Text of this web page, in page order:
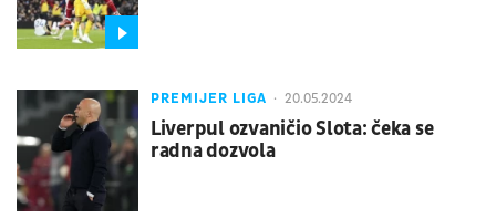
PREMIJER LIGA 20.05.2024
Liverpul ozvaničio Slota: čeka se
radna dozvola